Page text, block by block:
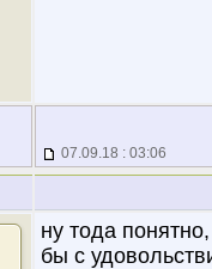
07.09.18 : 03:06
ну тода
бы с